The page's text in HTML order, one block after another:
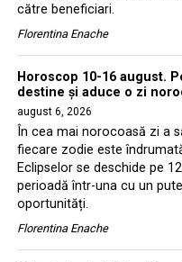
către beneficiari.
Florentina Enache
Horoscop 10-16 august.
destine și aduce o zi
august 6, 2026
În cea mai norocoasă zi a
fiecare zodie este
Eclipselor se deschide pe
perioadă într-una cu un
oportunități.
Florentina Enache